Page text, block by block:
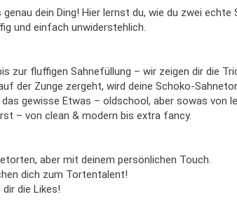
dein Ding! Hier lernst du, wie du zwei echte
und einfach unwiderstehlich.
zur fluffigen Sahnefüllung – wir zeigen dir die
der Zunge zergeht, wird deine Schoko-
gewisse Etwas – oldschool, aber sowas von
– von clean & modern bis extra fancy.
aber mit deinem persönlichen Touch.
dich zum Tortentalent!
die Likes!